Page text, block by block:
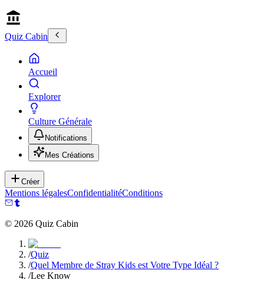
Quiz Cabin
Accueil
Explorer
Culture Générale
Notifications
Mes Créations
Créer
Mentions légalesConfidentialitéConditions
© 2026 Quiz Cabin
/Quiz
/Quel Membre de Stray Kids est Votre Type Idéal ?
/Lee Know